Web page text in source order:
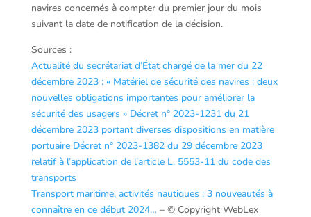
navires concernés à compter du premier jour du mois
suivant la date de notification de la décision.
Sources :
Actualité du secrétariat d’État chargé de la mer du 22
décembre 2023 : « Matériel de sécurité des navires : deux
nouvelles obligations importantes pour améliorer la
sécurité des usagers » Décret n° 2023-1231 du 21
décembre 2023 portant diverses dispositions en matière
portuaire Décret n° 2023-1382 du 29 décembre 2023
relatif à l’application de l’article L. 5553-11 du code des
transports
Transport maritime, activités nautiques : 3 nouveautés à
connaître en ce début 2024… – © Copyright WebLex